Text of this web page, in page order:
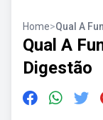
Home>Qual A
Qual A
Digestão